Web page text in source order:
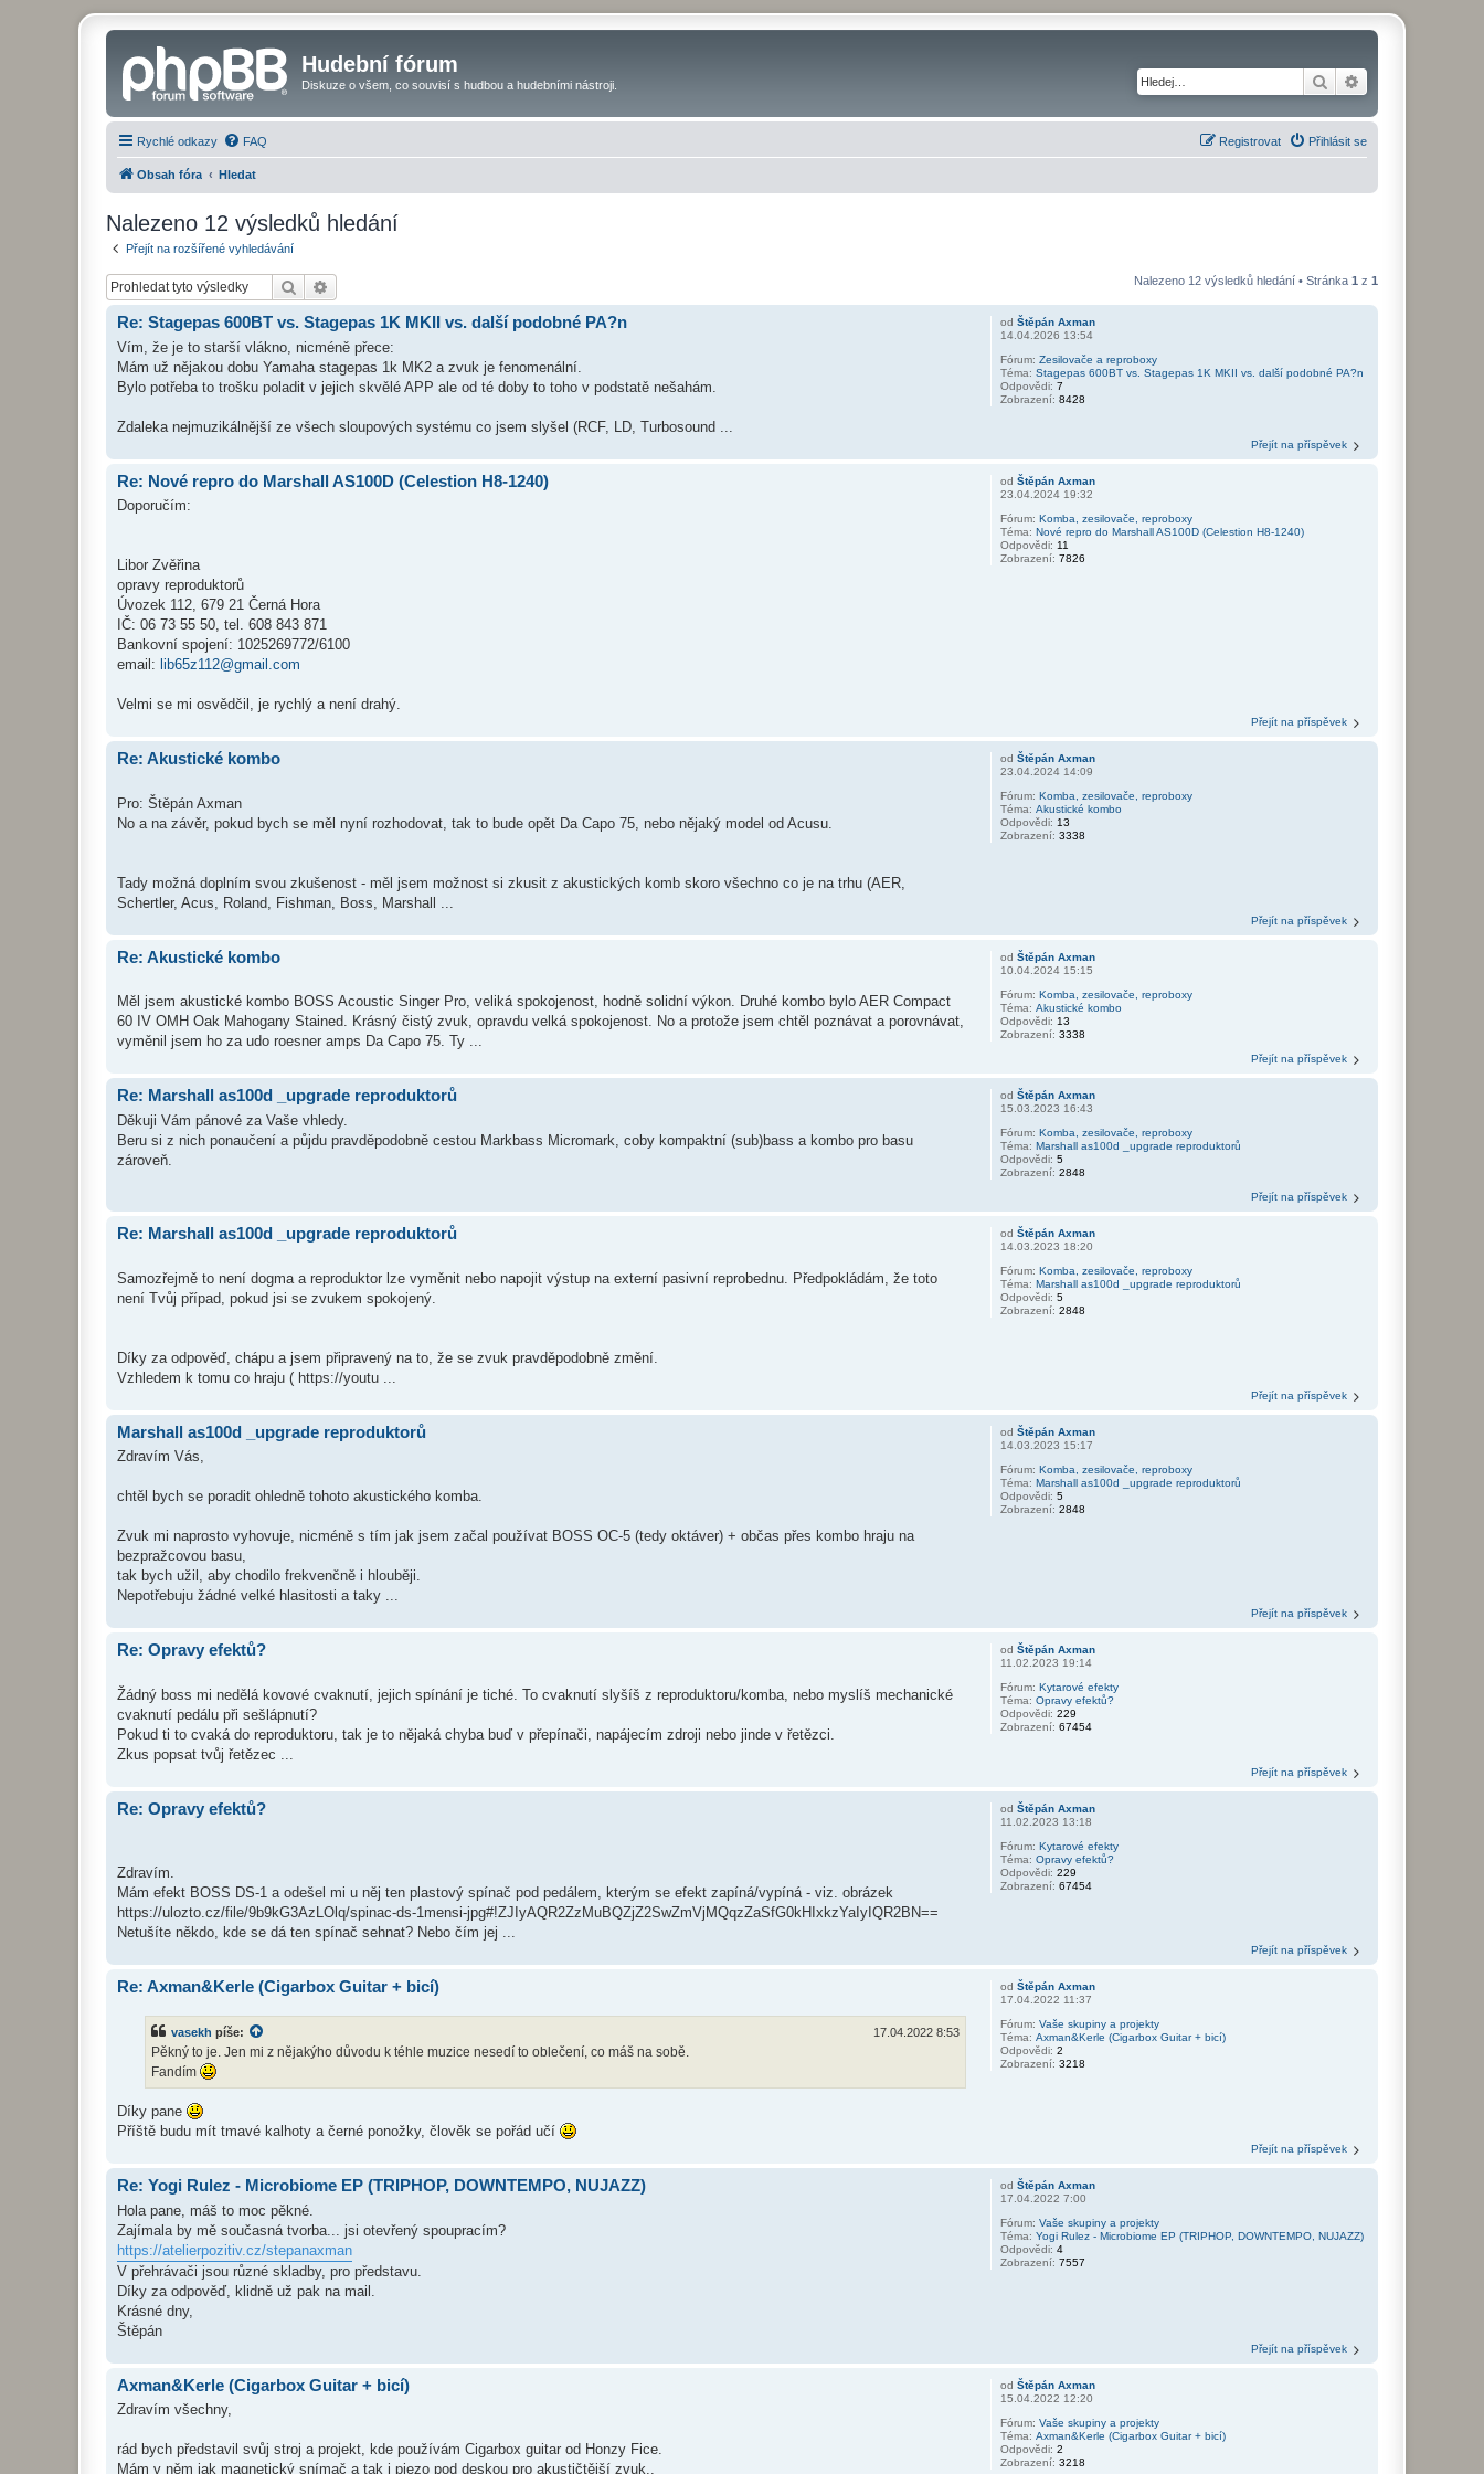
Hudební fórum
Diskuze o všem, co souvisí s hudbou a hudebními nástroji. Hledat
Rychlé odkazy FAQ Přihlásit se
Registrovat
Obsah fóra Hledat
Nalezeno 12 výsledků hledání
Přejít na rozšířené vyhledávání
Hledat Nalezeno 12 výsledků hledání • Stránka 1 z 1
odŠtěpán Axman
14.04.2026 13:54
Fórum:Zesilovače a reproboxy
Téma:Stagepas 600BT vs. Stagepas 1K MKII vs. další podobné PA?n
Odpovědi:7
Zobrazení:8428
Re: Stagepas 600BT vs. Stagepas 1K MKII vs. další podobné PA?n
Vím, že je to starší vlákno, nicméně přece:
Mám už nějakou dobu Yamaha stagepas 1k MK2 a zvuk je fenomenální.
Bylo potřeba to trošku poladit v jejich skvělé APP ale od té doby to toho v podstatě nešahám.
Zdaleka nejmuzikálnější ze všech sloupových systému co jsem slyšel (RCF, LD, Turbosound ...
Přejít na příspěvek
odŠtěpán Axman
23.04.2024 19:32
Fórum:Komba, zesilovače, reproboxy
Téma:Nové repro do Marshall AS100D (Celestion H8-1240)
Odpovědi: 11
Zobrazení:7826
Re: Nové repro do Marshall AS100D (Celestion H8-1240)
Doporučím:
Libor Zvěřina
opravy reproduktorů
Úvozek 112, 679 21 Černá Hora
IČ: 06 73 55 50, tel. 608 843 871
Bankovní spojení: 1025269772/6100
email: lib65z112@gmail.com
Velmi se mi osvědčil, je rychlý a není drahý.
Přejít na příspěvek
odŠtěpán Axman
23.04.2024 14:09
Fórum:Komba, zesilovače, reproboxy
Téma:Akustické kombo
Odpovědi: 13
Zobrazení:3338
Re: Akustické kombo
Pro: Štěpán Axman
No a na závěr, pokud bych se měl nyní rozhodovat, tak to bude opět Da Capo 75, nebo nějaký model od Acusu.
Tady možná doplním svou zkušenost - měl jsem možnost si zkusit z akustických komb skoro všechno co je na trhu (AER,
Schertler, Acus, Roland, Fishman, Boss, Marshall ...
Přejít na příspěvek
odŠtěpán Axman
10.04.2024 15:15
Fórum:Komba, zesilovače, reproboxy
Téma:Akustické kombo
Odpovědi: 13
Zobrazení:3338
Re: Akustické kombo
Měl jsem akustické kombo BOSS Acoustic Singer Pro, veliká spokojenost, hodně solidní výkon. Druhé kombo bylo AER Compact
60 IV OMH Oak Mahogany Stained. Krásný čistý zvuk, opravdu velká spokojenost. No a protože jsem chtěl poznávat a porovnávat,
vyměnil jsem ho za udo roesner amps Da Capo 75. Ty ...
Přejít na příspěvek
odŠtěpán Axman
15.03.2023 16:43
Fórum:Komba, zesilovače, reproboxy
Téma:Marshall as100d _upgrade reproduktorů
Odpovědi:5
Zobrazení:2848
Re: Marshall as100d _upgrade reproduktorů
Děkuji Vám pánové za Vaše vhledy.
Beru si z nich ponaučení a půjdu pravděpodobně cestou Markbass Micromark, coby kompaktní (sub)bass a kombo pro basu
zároveň.
Přejít na příspěvek
odŠtěpán Axman
14.03.2023 18:20
Fórum:Komba, zesilovače, reproboxy
Téma:Marshall as100d _upgrade reproduktorů
Odpovědi:5
Zobrazení:2848
Re: Marshall as100d _upgrade reproduktorů
Samozřejmě to není dogma a reproduktor lze vyměnit nebo napojit výstup na externí pasivní reprobednu. Předpokládám, že toto
není Tvůj případ, pokud jsi se zvukem spokojený.
Díky za odpověď, chápu a jsem připravený na to, že se zvuk pravděpodobně změní.
Vzhledem k tomu co hraju ( https://youtu ...
Přejít na příspěvek
odŠtěpán Axman
14.03.2023 15:17
Fórum:Komba, zesilovače, reproboxy
Téma:Marshall as100d _upgrade reproduktorů
Odpovědi:5
Zobrazení:2848
Marshall as100d _upgrade reproduktorů
Zdravím Vás,
chtěl bych se poradit ohledně tohoto akustického komba.
Zvuk mi naprosto vyhovuje, nicméně s tím jak jsem začal používat BOSS OC-5 (tedy oktáver) + občas přes kombo hraju na
bezpražcovou basu,
tak bych užil, aby chodilo frekvenčně i hlouběji.
Nepotřebuju žádné velké hlasitosti a taky ...
Přejít na příspěvek
odŠtěpán Axman
11.02.2023 19:14
Fórum:Kytarové efekty
Téma:Opravy efektů?
Odpovědi:229
Zobrazení:67454
Re: Opravy efektů?
Žádný boss mi nedělá kovové cvaknutí, jejich spínání je tiché. To cvaknutí slyšíš z reproduktoru/komba, nebo myslíš mechanické
cvaknutí pedálu při sešlápnutí?
Pokud ti to cvaká do reproduktoru, tak je to nějaká chyba buď v přepínači, napájecím zdroji nebo jinde v řetězci.
Zkus popsat tvůj řetězec ...
Přejít na příspěvek
odŠtěpán Axman
11.02.2023 13:18
Fórum:Kytarové efekty
Téma:Opravy efektů?
Odpovědi:229
Zobrazení:67454
Re: Opravy efektů?
Zdravím.
Mám efekt BOSS DS-1 a odešel mi u něj ten plastový spínač pod pedálem, kterým se efekt zapíná/vypíná - viz. obrázek
https://ulozto.cz/file/9b9kG3AzLOlq/spinac-ds-1mensi-jpg#!ZJIyAQR2ZzMuBQZjZ2SwZmVjMQqzZaSfG0kHIxkzYaIyIQR2BN==
Netušíte někdo, kde se dá ten spínač sehnat? Nebo čím jej ...
Přejít na příspěvek
odŠtěpán Axman
17.04.2022 11:37
Fórum:Vaše skupiny a projekty
Téma:Axman&Kerle (Cigarbox Guitar + bicí)
Odpovědi:2
Zobrazení:3218
Re: Axman&Kerle (Cigarbox Guitar + bicí)
vasekh píše: 17.04.2022 8:53
Pěkný to je. Jen mi z nějakýho důvodu k téhle muzice nesedí to oblečení, co máš na sobě.
Fandím
Díky pane
Příště budu mít tmavé kalhoty a černé ponožky, člověk se pořád učí
Přejít na příspěvek
odŠtěpán Axman
17.04.2022 7:00
Fórum:Vaše skupiny a projekty
Téma:Yogi Rulez - Microbiome EP (TRIPHOP, DOWNTEMPO, NUJAZZ)
Odpovědi:4
Zobrazení:7557
Re: Yogi Rulez - Microbiome EP (TRIPHOP, DOWNTEMPO, NUJAZZ)
Hola pane, máš to moc pěkné.
Zajímala by mě současná tvorba... jsi otevřený spoupracím?
https://atelierpozitiv.cz/stepanaxman
V přehrávači jsou různé skladby, pro představu.
Díky za odpověď, klidně už pak na mail.
Krásné dny,
Štěpán
Přejít na příspěvek
odŠtěpán Axman
15.04.2022 12:20
Fórum:Vaše skupiny a projekty
Téma:Axman&Kerle (Cigarbox Guitar + bicí)
Odpovědi:2
Zobrazení:3218
Axman&Kerle (Cigarbox Guitar + bicí)
Zdravím všechny,
rád bych představil svůj stroj a projekt, kde používám Cigarbox guitar od Honzy Fice.
Mám v něm jak magnetický snímač a tak i piezo pod deskou pro akustičtější zvuk..